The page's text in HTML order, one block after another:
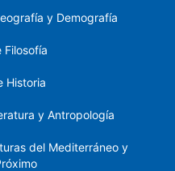
y Demografía
Filosofía
Historia
y Antropología
del Mediterráneo y